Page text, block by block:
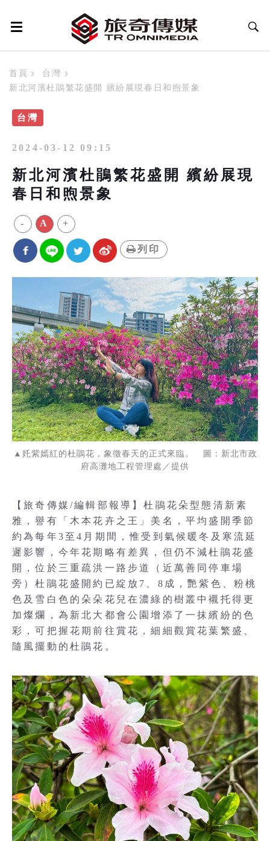
首頁
台灣
新北河濱杜鵑繁花盛開 繽紛展現春日和煦景象
台灣
2024-03-12 09:15
新北河濱杜鵑繁花盛開 繽紛展現
春日和煦景象
- A +
列印
▲奼紫嫣紅的杜鵑花，象徵春天的正式來臨。 圖：新北市政
府高灘地工程管理處／提供
【旅奇傳媒/編輯部報導】杜鵑花朵型態清新素
雅，譽有「木本花卉之王」美名，平均盛開季節
約為每年3至4月期間，惟受到氣候暖冬及寒流延
遲影響，今年花期略有差異，但仍不減杜鵑花盛
開，位於三重疏洪一路步道（近萬善同停車場
旁）杜鵑花盛開約已綻放7、8成，艷紫色、粉桃
色及雪白色的朵朵花兒在濃綠的樹叢中襯托得更
加燦爛，為新北大都會公園增添了一抹繽紛的色
彩，可把握花期前往賞花，細細觀賞花葉繁盛、
隨風擺動的杜鵑花。